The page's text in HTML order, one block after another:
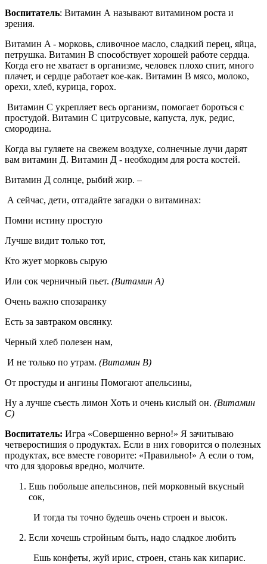
Воспитатель: Витамин А называют витамином роста и
зрения.
Витамин A - морковь, сливочное масло, сладкий перец, яйца,
петрушка. Витамин В способствует хорошей работе сердца.
Когда его не хватает в организме, человек плохо спит, много
плачет, и сердце работает кое-как. Витамин В мясо, молоко,
орехи, хлеб, курица, горох.
Витамин С укрепляет весь организм, помогает бороться с
простудой. Витамин С цитрусовые, капуста, лук, редис,
смородина.
Когда вы гуляете на свежем воздухе, солнечные лучи дарят
вам витамин Д. Витамин Д - необходим для роста костей.
Витамин Д солнце, рыбий жир. –
А сейчас, дети, отгадайте загадки о витаминах:
Помни истину простую
Лучше видит только тот,
Кто жует морковь сырую
Или сок черничный пьет. (Витамин А)
Очень важно спозаранку
Есть за завтраком овсянку.
Черный хлеб полезен нам,
И не только по утрам. (Витамин В)
От простуды и ангины Помогают апельсины,
Ну а лучше съесть лимон Хоть и очень кислый он. (Витамин
С)
Воспитатель: Игра «Совершенно верно!» Я зачитываю
четверостишия о продуктах. Если в них говорится о полезных
продуктах, все вместе говорите: «Правильно!» А если о том,
что для здоровья вредно, молчите.
Ешь побольше апельсинов, пей морковный вкусный
сок,
И тогда ты точно будешь очень строен и высок.
Если хочешь стройным быть, надо сладкое любить
Ешь конфеты, жуй ирис, строен, стань как кипарис.